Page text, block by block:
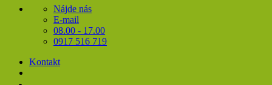
Nájde nás
E-mail
08.00 - 17.00
0917 516 719
Kontakt